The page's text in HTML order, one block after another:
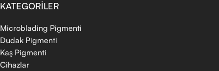
KATEGORİLER
Microblading Pigmenti
Dudak Pigmenti
Kaş Pigmenti
Cihazlar